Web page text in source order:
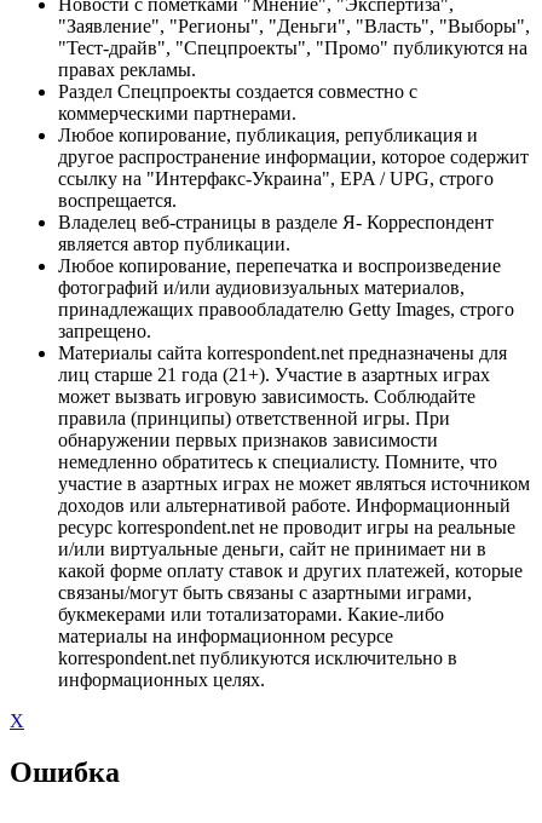
Новости с пометками "Мнение", "Экспертиза",
"Заявление", "Регионы", "Деньги", "Власть", "Выборы",
"Тест-драйв", "Спецпроекты", "Промо" публикуются на
правах рекламы.
Раздел Спецпроекты создается совместно с
коммерческими партнерами.
Любое копирование, публикация, републикация и
другое распространение информации, которое содержит
ссылку на "Интерфакс-Украина", EPA / UPG, строго
воспрещается.
Владелец веб-страницы в разделе Я- Корреспондент
является автор публикации.
Любое копирование, перепечатка и воспроизведение
фотографий и/или аудиовизуальных материалов,
принадлежащих правообладателю Getty Images, строго
запрещено.
Материалы сайта korrespondent.net предназначены для
лиц старше 21 года (21+). Участие в азартных играх
может вызвать игровую зависимость. Соблюдайте
правила (принципы) ответственной игры. При
обнаружении первых признаков зависимости
немедленно обратитесь к специалисту. Помните, что
участие в азартных играх не может являться источником
доходов или альтернативой работе. Информационный
ресурс korrespondent.net не проводит игры на реальные
и/или виртуальные деньги, сайт не принимает ни в
какой форме оплату ставок и других платежей, которые
связаны/могут быть связаны с азартными играми,
букмекерами или тотализаторами. Какие-либо
материалы на информационном ресурсе
korrespondent.net публикуются исключительно в
информационных целях.
X
Ошибка